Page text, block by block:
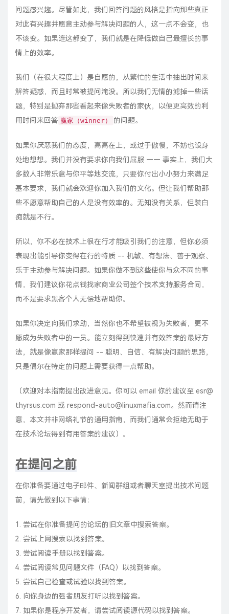
问题感兴趣。尽管如此，我们回答问题的风格是指向那些真正
对此有兴趣并愿意主动参与解决问题的人，这一点不会变，也
不该变。如果连这都变了，我们就是在降低做自己最擅长的事
情上的效率。
我们（在很大程度上）是自愿的，从繁忙的生活中抽出时间来
解答疑惑，而且时常被提问淹没。所以我们无情的滤掉一些话
题，特别是拋弃那些看起来像失败者的家伙，以便更高效的利
用时间来回答 赢家（winner） 的问题。
如果你厌恶我们的态度，高高在上，或过于傲慢，不妨也设身
处地想想。我们并没有要求你向我们屈服 —— 事实上，我们大
多数人非常乐意与你平等地交流，只要你付出小小努力来满足
基本要求，我们就会欢迎你加入我们的文化。但让我们帮助那
些不愿意帮助自己的人是没有效率的。无知没有关系，但装白
痴就是不行。
所以，你不必在技术上很在行才能吸引我们的注意，但你必须
表现出能引导你变得在行的特质 -- 机敏、有想法、善于观察、
乐于主动参与解决问题。如果你做不到这些使你与众不同的事
情，我们建议你花点钱找家商业公司签个技术支持服务合同，
而不是要求黑客个人无偿地帮助你。
如果你决定向我们求助，当然你也不希望被视为失败者，更不
愿成为失败者中的一员。能立刻得到快速并有效答案的最好方
法，就是像赢家那样提问 -- 聪明、自信、有解决问题的思路，
只是偶尔在特定的问题上需要获得一点帮助。
（欢迎对本指南提出改进意见。你可以 email 你的建议至 esr@
thyrsus.com 或 respond-auto@linuxmafia.com。然而请注
意，本文并非网络礼节的通用指南，而我们通常会拒绝无助于
在技术论坛得到有用答案的建议）。
在提问之前
在你准备要通过电子邮件、新闻群组或者聊天室提出技术问题
前，请先做到以下事情：
尝试在你准备提问的论坛的旧文章中搜索答案。
尝试上网搜索以找到答案。
尝试阅读手册以找到答案。
尝试阅读常见问题文件（FAQ）以找到答案。
尝试自己检查或试验以找到答案。
向你身边的强者朋友打听以找到答案。
如果你是程序开发者，请尝试阅读源代码以找到答案。